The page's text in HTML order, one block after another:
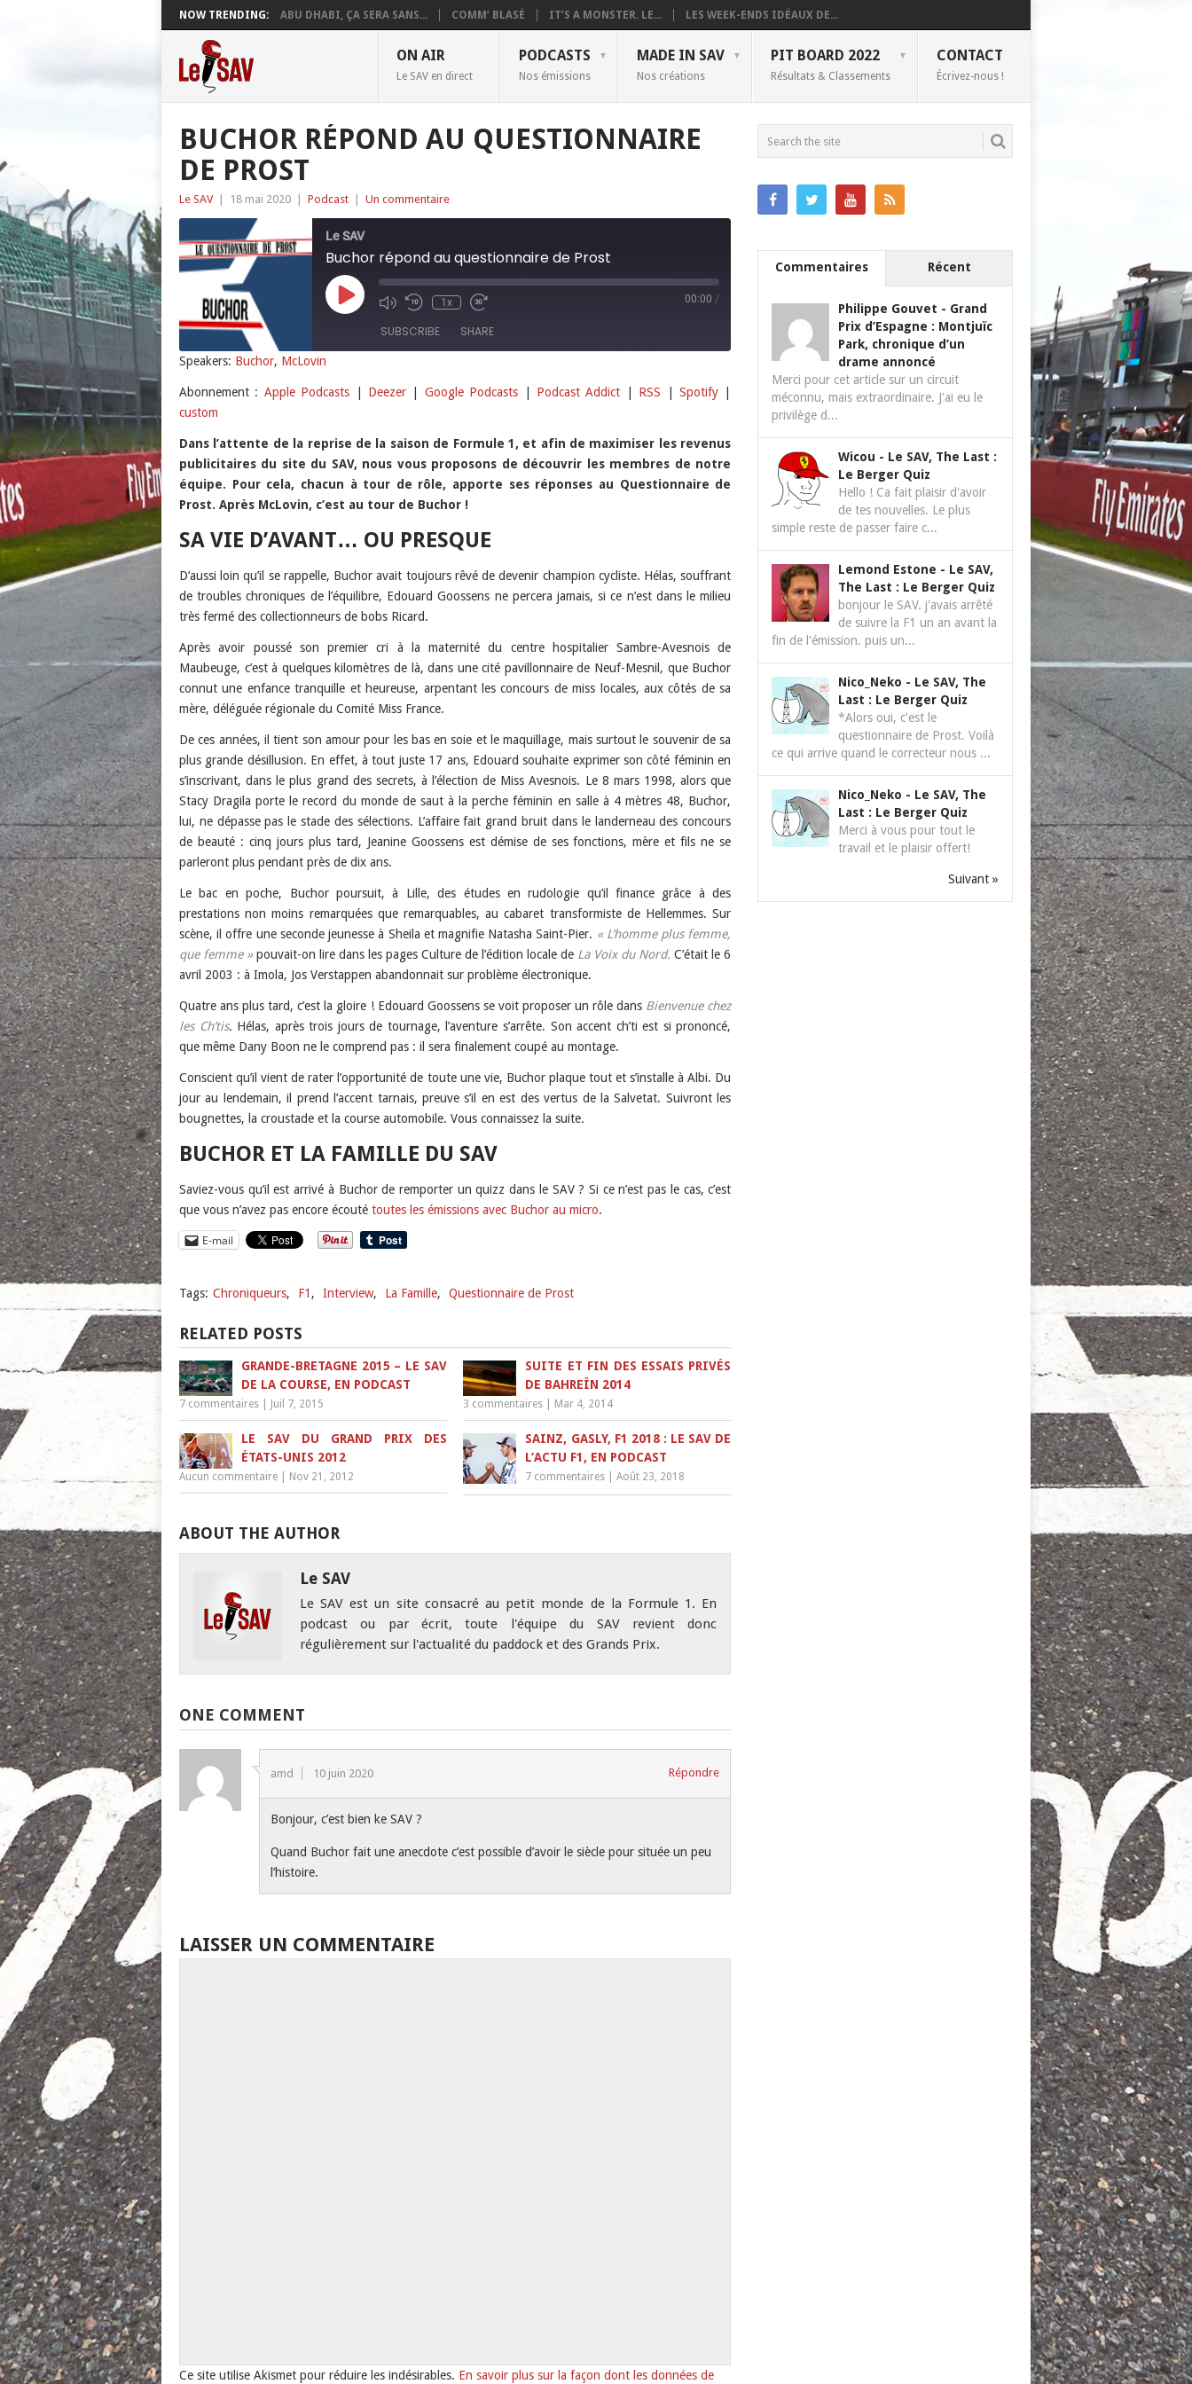
NOW TRENDING: ABU DHABI, ÇA SERA SANS... COMM’ BLASÉ IT’S A MONSTER. LE... LES WEEK-ENDS IDÉAUX DE...
ON AIR
Le SAV en direct
PODCASTS
Nos émissions
MADE IN SAV
Nos créations
PIT BOARD 2022
Résultats & Classements
CONTACT
Écrivez-nous !
BUCHOR RÉPOND AU QUESTIONNAIRE
DE PROST
Le SAV 18 mai 2020 Podcast Un commentaire
Le SAV
Buchor répond au questionnaire de Prost
Play
Episode
1x 00:00 /
SUBSCRIBE SHARE
Apple Podcasts Deezer Google Podcasts
custom
RSS FEED
SHARE
LINK
EMBED
Speakers: Buchor, McLovin
Abonnement : Apple Podcasts Deezer Google Podcasts Podcast Addict RSS Spotify
custom
Dans l’attente de la reprise de la saison de Formule 1, et afin de maximiser les revenus
publicitaires du site du SAV, nous vous proposons de découvrir les membres de notre
équipe. Pour cela, chacun à tour de rôle, apporte ses réponses au Questionnaire de
Prost. Après McLovin, c’est au tour de Buchor !
SA VIE D’AVANT… OU PRESQUE
D’aussi loin qu’il se rappelle, Buchor avait toujours rêvé de devenir champion cycliste. Hélas, souffrant
de troubles chroniques de l’équilibre, Edouard Goossens ne percera jamais, si ce n’est dans le milieu
très fermé des collectionneurs de bobs Ricard.
Après avoir poussé son premier cri à la maternité du centre hospitalier Sambre-Avesnois de
Maubeuge, c’est à quelques kilomètres de là, dans une cité pavillonnaire de Neuf-Mesnil, que Buchor
connut une enfance tranquille et heureuse, arpentant les concours de miss locales, aux côtés de sa
mère, déléguée régionale du Comité Miss France.
De ces années, il tient son amour pour les bas en soie et le maquillage, mais surtout le souvenir de sa
plus grande désillusion. En effet, à tout juste 17 ans, Edouard souhaite exprimer son côté féminin en
s’inscrivant, dans le plus grand des secrets, à l’élection de Miss Avesnois. Le 8 mars 1998, alors que
Stacy Dragila porte le record du monde de saut à la perche féminin en salle à 4 mètres 48, Buchor,
lui, ne dépasse pas le stade des sélections. L’affaire fait grand bruit dans le landerneau des concours
de beauté : cinq jours plus tard, Jeanine Goossens est démise de ses fonctions, mère et fils ne se
parleront plus pendant près de dix ans.
Le bac en poche, Buchor poursuit, à Lille, des études en rudologie qu’il finance grâce à des
prestations non moins remarquées que remarquables, au cabaret transformiste de Hellemmes. Sur
scène, il offre une seconde jeunesse à Sheila et magnifie Natasha Saint-Pier. « L’homme plus femme,
que femme »pouvait-on lire dans les pages Culture de l’édition locale de La Voix du Nord.C’était le 6
avril 2003 : à Imola, Jos Verstappen abandonnait sur problème électronique.
Quatre ans plus tard, c’est la gloire ! Edouard Goossens se voit proposer un rôle dans Bienvenue chez
les Ch’tis. Hélas, après trois jours de tournage, l’aventure s’arrête. Son accent ch’ti est si prononcé,
que même Dany Boon ne le comprend pas : il sera finalement coupé au montage.
Conscient qu’il vient de rater l’opportunité de toute une vie, Buchor plaque tout et s’installe à Albi. Du
jour au lendemain, il prend l’accent tarnais, preuve s’il en est des vertus de la Salvetat. Suivront les
bougnettes, la croustade et la course automobile. Vous connaissez la suite.
BUCHOR ET LA FAMILLE DU SAV
Saviez-vous qu’il est arrivé à Buchor de remporter un quizz dans le SAV ? Si ce n’est pas le cas, c’est
que vous n’avez pas encore écouté toutes les émissions avec Buchor au micro.
E-mail
Tags: Chroniqueurs, F1 , Interview, La Famille, Questionnaire de Prost
RELATED POSTS
GRANDE-BRETAGNE 2015 – LE SAV
DE LA COURSE, EN PODCAST
7 commentaires Juil 7, 2015
SUITE ET FIN DES ESSAIS PRIVÉS
DE BAHREÏN 2014
3 commentaires Mar 4, 2014
LE SAV DU GRAND PRIX DES
ÉTATS-UNIS 2012
Aucun commentaire Nov 21, 2012
SAINZ, GASLY, F1 2018 : LE SAV DE
L’ACTU F1, EN PODCAST
7 commentaires |Août 23, 2018
ABOUT THE AUTHOR
Le SAV
Le SAV est un site consacré au petit monde de la Formule 1. En
podcast ou par écrit, toute l'équipe du SAV revient donc
régulièrement sur l'actualité du paddock et des Grands Prix.
ONE COMMENT
amd 10 juin 2020 Répondre
Bonjour, c’est bien ke SAV ?
Quand Buchor fait une anecdote c’est possible d’avoir le siècle pour située un peu
l’histoire.
LAISSER UN COMMENTAIRE
Ce site utilise Akismet pour réduire les indésirables. En savoir plus sur la façon dont les données de
Commentaires Récent
Philippe Gouvet - Grand
Prix d’Espagne : Montjuïc
Park, chronique d’un
drame annoncé
Merci pour cet article sur un circuit
méconnu, mais extraordinaire. J'ai eu le
privilège d...
Wicou - Le SAV, The Last :
Le Berger Quiz
Hello ! Ca fait plaisir d'avoir
de tes nouvelles. Le plus
simple reste de passer faire c...
Lemond Estone - Le SAV,
The Last : Le Berger Quiz
bonjour le SAV. j'avais arrêté
de suivre la F1 un an avant la
fin de l'émission. puis un...
Nico_Neko - Le SAV, The
Last : Le Berger Quiz
*Alors oui, c'est le
questionnaire de Prost. Voilà
ce qui arrive quand le correcteur nous ...
Nico_Neko - Le SAV, The
Last : Le Berger Quiz
Merci à vous pour tout le
travail et le plaisir offert!
Suivant »